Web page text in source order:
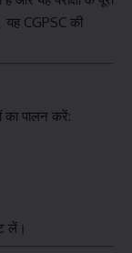
यह CGPSC की
का पालन करें:
लें।